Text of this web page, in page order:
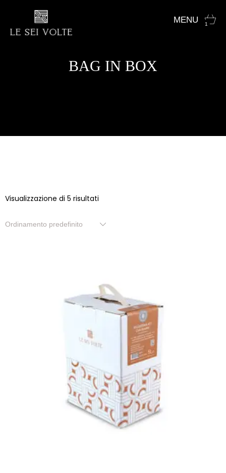
1
BAG IN BOX
Visualizzazione di 5 risultati
Ordinamento predefinito